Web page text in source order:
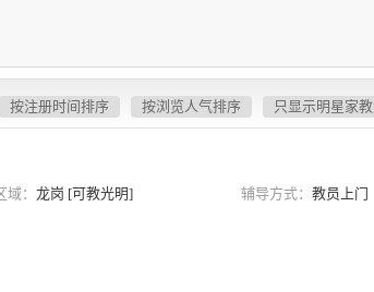
按注册时间排序 按浏览人气排序 只显示明星家教
域： 龙岗 [可教光明] 辅导方式： 教员上门